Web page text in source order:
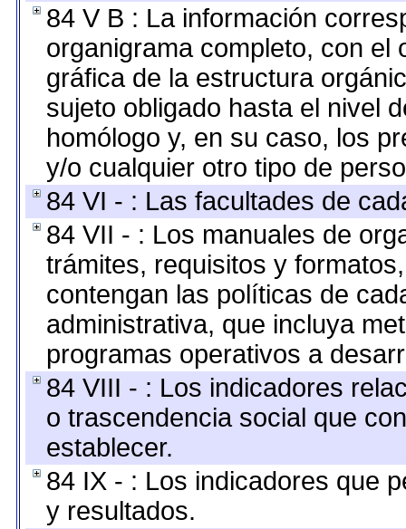
84 V B : La información
organigrama completo, con el
gráfica de la estructura
sujeto obligado hasta el nivel
homólogo y, en su caso, los
y/o cualquier otro tipo de
84 VI - : Las facultades de
84 VII - : Los manuales de
trámites, requisitos y
contengan las políticas de
administrativa, que incluya
programas operativos a
84 VIII - : Los indicadores
o trascendencia social que
establecer.
84 IX - : Los indicadores que
y resultados.